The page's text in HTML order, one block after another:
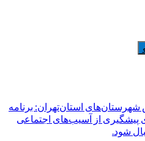
استان‌تهران: برنامه
پیشگیری از آسیب‌های اجتماعی
شود.